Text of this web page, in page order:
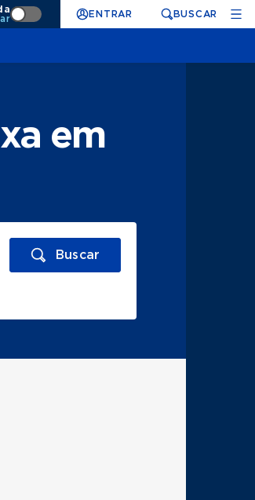
ENTRAR BUSCAR
em
Buscar